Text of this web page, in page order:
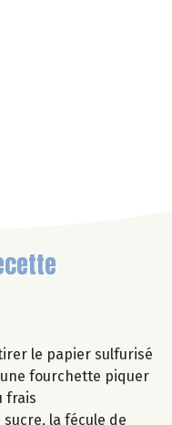
le papier sulfurisé
fourchette piquer
frais
la fécule de